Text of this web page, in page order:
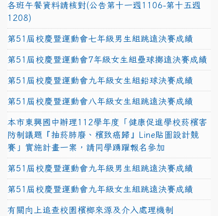
各班午餐資料請核對(公告第十一週1106-第十五週
1208)
第51屆校慶暨運動會七年級男生組跳遠決賽成績
第51屆校慶暨運動會7年級女生組壘球擲遠決賽成績
第51屆校慶暨運動會九年級女生組鉛球決賽成績
第51屆校慶暨運動會八年級女生組跳遠決賽成績
本市東興國中辦理112學年度「健康促進學校菸檳害
防制議題『抽菸肺廢、檳致癌歸』Line貼圖設計競
賽」實施計畫一案，請同學踴躍報名參加
第51屆校慶暨運動會九年級男生組跳遠決賽成績
第51屆校慶暨運動會九年級女生組跳遠決賽成績
有關向上追查校園檳榔來源及介入處理機制